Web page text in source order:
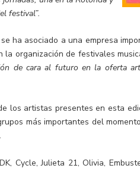
festival”.
ha asociado a una empresa
organización de festivales
de cara al futuro en la oferta
los artistas presentes en esta
más importantes del
Cycle, Julieta 21, Olivia,